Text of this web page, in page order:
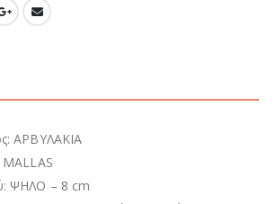
ΑΡΒΥΛΑΚΙΑ
ΨΗΛΟ – 8 cm